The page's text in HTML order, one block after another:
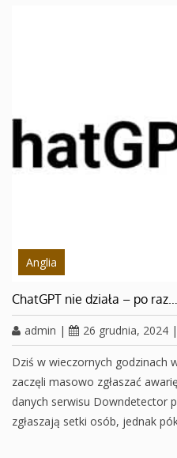
Anglia
ChatGPT nie działa – po raz…
admin | 26 grudnia, 2024 |
Dziś w wieczornych godzinach
zaczęli masowo zgłaszać
danych serwisu Downdetector
zgłaszają setki osób, jednak